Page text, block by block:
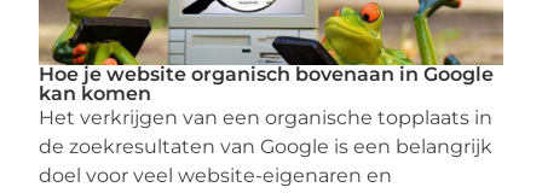
Hoe je website organisch bovenaan in Google
kan komen
Het verkrijgen van een organische topplaats in
de zoekresultaten van Google is een belangrijk
doel voor veel website-eigenaren en